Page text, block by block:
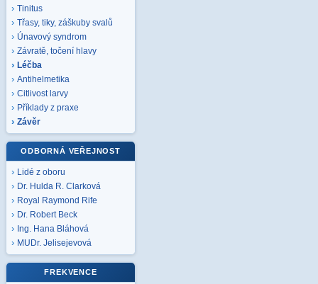
Tinitus
Třasy, tiky, záškuby svalů
Únavový syndrom
Závratě, točení hlavy
Léčba
Antihelmetika
Citlivost larvy
Příklady z praxe
Závěr
ODBORNÁ VEŘEJNOST
Lidé z oboru
Dr. Hulda R. Clarková
Royal Raymond Rife
Dr. Robert Beck
Ing. Hana Bláhová
MUDr. Jelisejevová
FREKVENCE